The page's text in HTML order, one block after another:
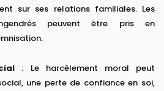
sur ses relations familiales. Les
peuvent être pris en
: Le harcèlement moral peut
une perte de confiance en soi,